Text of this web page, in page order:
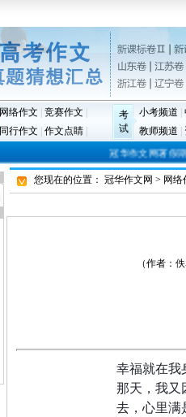
网络作文 竞赛作文
考
试
小考频道
同行作文 作文点睛 教师频道
冠华作文网署假
您现在的位置： 冠华作文网 > 网络
（作者：
幸福就在我
那天，我又
去，心里满